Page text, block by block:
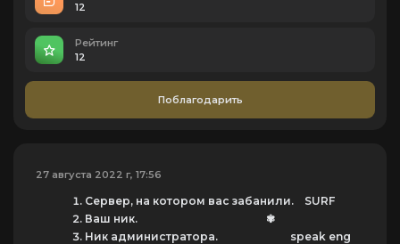
12
Рейтинг
12
Поблагодарить
27 августа 2022 г, 17:56
Сервер, на котором вас забанили. SURF
Ваш ник. ✾
Ник администратора. speak eng